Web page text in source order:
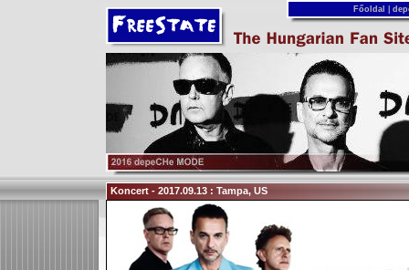
Főoldal
Koncert - 2017.09.13 : Tampa, US